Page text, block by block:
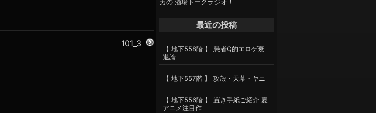
101_3
カの 酒場トークラジオ！
最近の投稿
【 地下558階 】 愚者Q的エロゲ衰
退論
【 地下557階 】 攻殻・天幕・ヤニ
【 地下556階 】 置き手紙ご紹介 夏
アニメ注目作